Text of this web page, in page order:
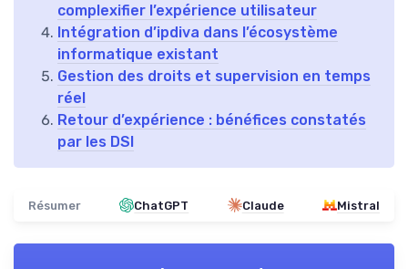
complexifier l’expérience utilisateur
Intégration d’ipdiva dans l’écosystème
informatique existant
Gestion des droits et supervision en temps
réel
Retour d’expérience : bénéfices constatés
par les DSI
Résumer ChatGPT Claude Mistral